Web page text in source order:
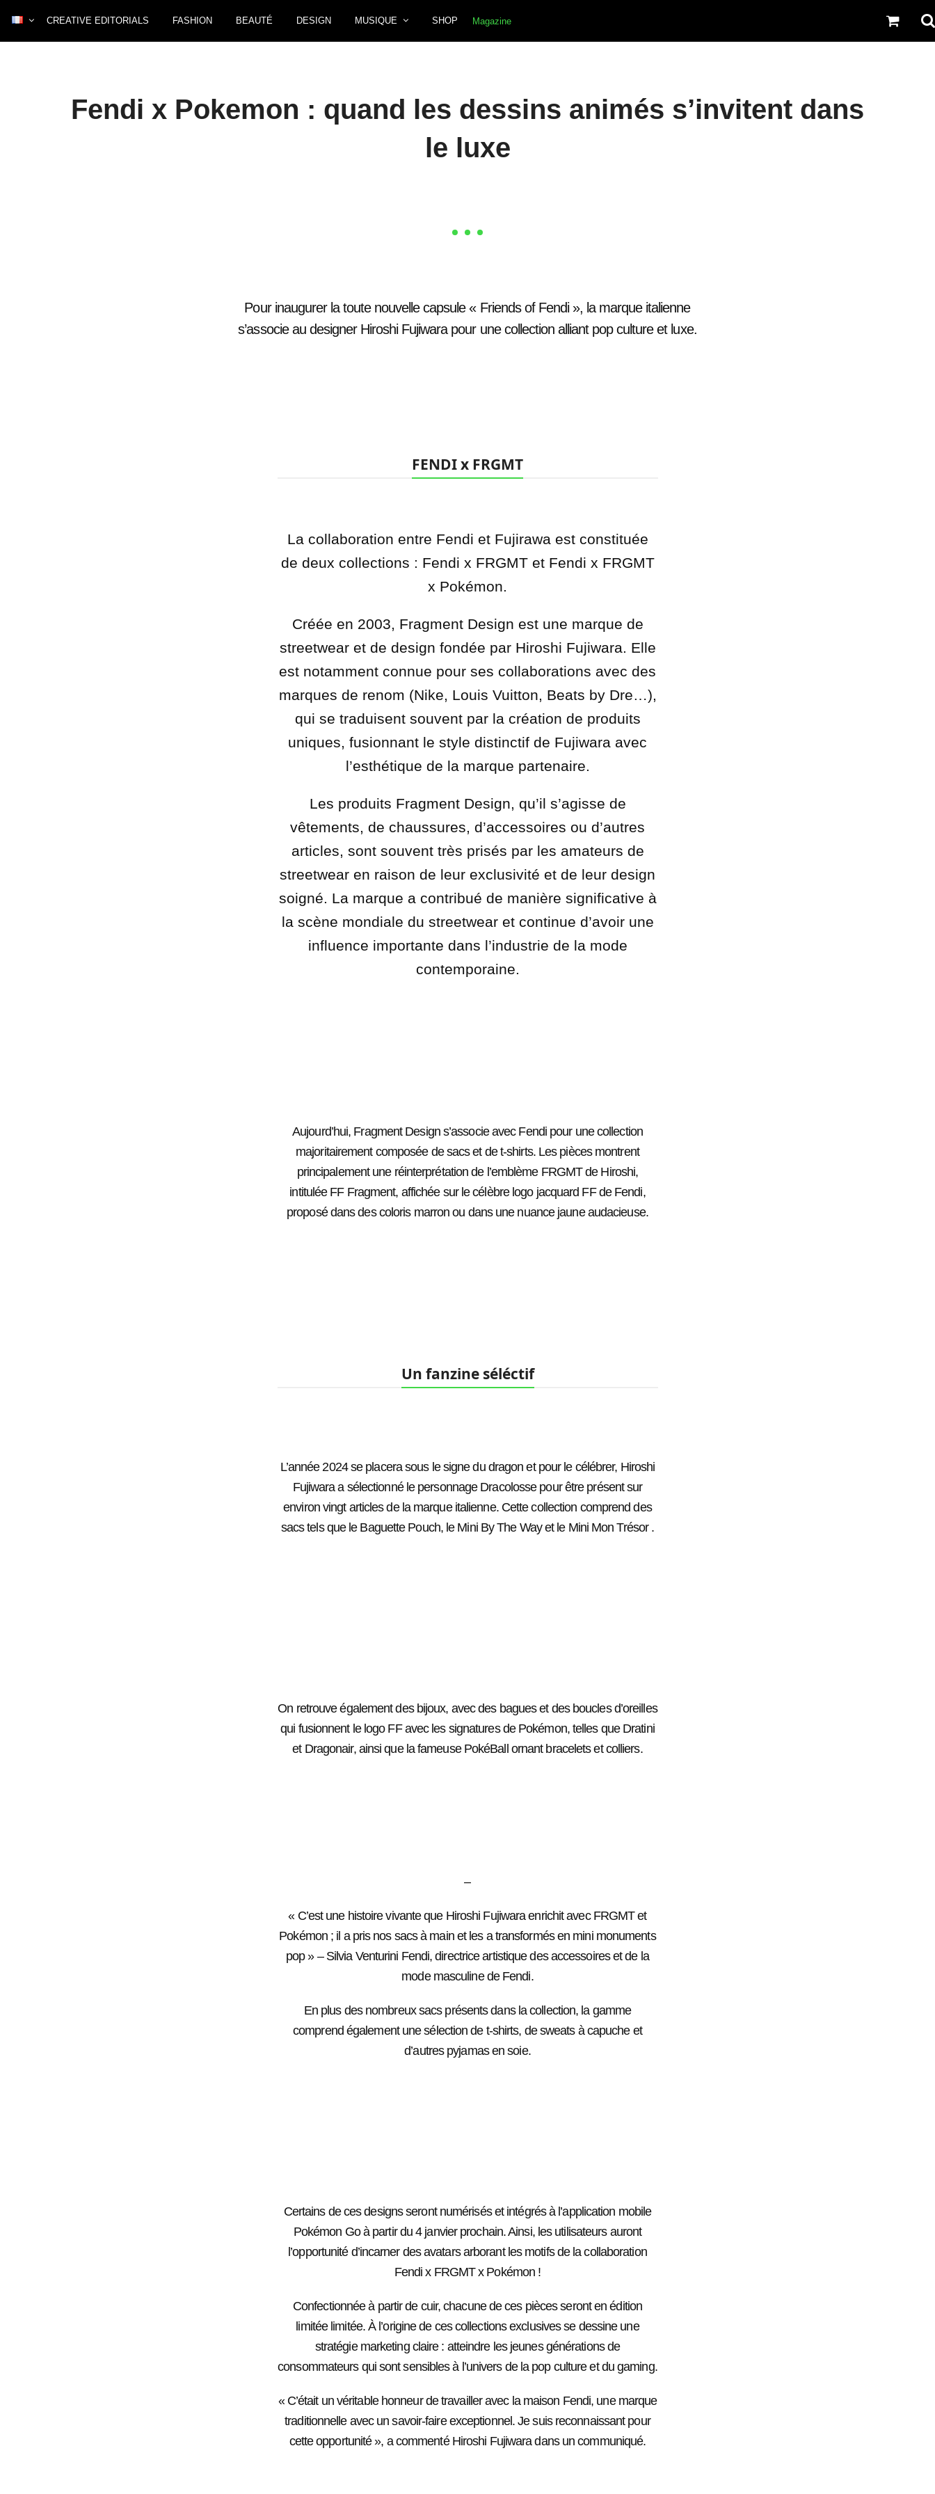
CREATIVE EDITORIALS FASHION BEAUTÉ DESIGN MUSIQUE SHOP
Fendi x Pokemon : quand les dessins animés s’invitent dans
le luxe
Pour inaugurer la toute nouvelle capsule « Friends of Fendi », la marque italienne
s’associe au designer Hiroshi Fujiwara pour une collection alliant pop culture et luxe.
FENDI x FRGMT
La collaboration entre Fendi et Fujirawa est constituée
de deux collections : Fendi x FRGMT et Fendi x FRGMT
x Pokémon.
Créée en 2003, Fragment Design est une marque de
streetwear et de design fondée par Hiroshi Fujiwara. Elle
est notamment connue pour ses collaborations avec des
marques de renom (Nike, Louis Vuitton, Beats by Dre…),
qui se traduisent souvent par la création de produits
uniques, fusionnant le style distinctif de Fujiwara avec
l’esthétique de la marque partenaire.
Les produits Fragment Design, qu’il s’agisse de
vêtements, de chaussures, d’accessoires ou d’autres
articles, sont souvent très prisés par les amateurs de
streetwear en raison de leur exclusivité et de leur design
soigné. La marque a contribué de manière significative à
la scène mondiale du streetwear et continue d’avoir une
influence importante dans l’industrie de la mode
contemporaine.
Aujourd’hui, Fragment Design s’associe avec Fendi pour une collection
majoritairement composée de sacs et de t-shirts. Les pièces montrent
principalement une réinterprétation de l’emblème FRGMT de Hiroshi,
intitulée FF Fragment, affichée sur le célèbre logo jacquard FF de Fendi,
proposé dans des coloris marron ou dans une nuance jaune audacieuse.
Un fanzine séléctif
L’année 2024 se placera sous le signe du dragon et pour le célébrer, Hiroshi
Fujiwara a sélectionné le personnage Dracolosse pour être présent sur
environ vingt articles de la marque italienne. Cette collection comprend des
sacs tels que le Baguette Pouch, le Mini By The Way et le Mini Mon Trésor .
On retrouve également des bijoux, avec des bagues et des boucles d’oreilles
qui fusionnent le logo FF avec les signatures de Pokémon, telles que Dratini
et Dragonair, ainsi que la fameuse PokéBall ornant bracelets et colliers.
–
« C’est une histoire vivante que Hiroshi Fujiwara enrichit avec FRGMT et
Pokémon ; il a pris nos sacs à main et les a transformés en mini monuments
pop » – Silvia Venturini Fendi, directrice artistique des accessoires et de la
mode masculine de Fendi.
En plus des nombreux sacs présents dans la collection, la gamme
comprend également une sélection de t-shirts, de sweats à capuche et
d’autres pyjamas en soie.
Certains de ces designs seront numérisés et intégrés à l’application mobile
Pokémon Go à partir du 4 janvier prochain. Ainsi, les utilisateurs auront
l’opportunité d’incarner des avatars arborant les motifs de la collaboration
Fendi x FRGMT x Pokémon !
Confectionnée à partir de cuir, chacune de ces pièces seront en édition
limitée limitée. À l’origine de ces collections exclusives se dessine une
stratégie marketing claire : atteindre les jeunes générations de
consommateurs qui sont sensibles à l’univers de la pop culture et du gaming.
« C’était un véritable honneur de travailler avec la maison Fendi, une marque
traditionnelle avec un savoir-faire exceptionnel. Je suis reconnaissant pour
cette opportunité », a commenté Hiroshi Fujiwara dans un communiqué.